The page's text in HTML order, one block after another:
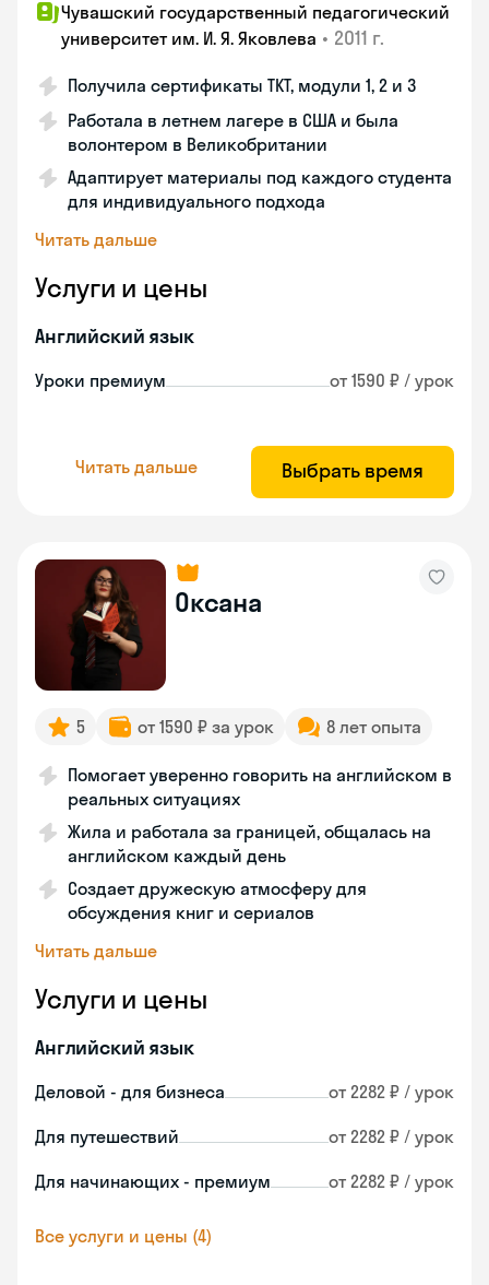
Чувашский государственный педагогический
университет им. И. Я. Яковлева • 2011 г.
Получила сертификаты TKT, модули 1, 2 и 3
Работала в летнем лагере в США и была
волонтером в Великобритании
Адаптирует материалы под каждого студента
для индивидуального подхода
Читать дальше
Услуги и цены
Английский язык
Уроки премиум от 1590 ₽ / урок
Читать дальше Выбрать время
Оксана
5 от 1590 ₽ за урок 8 лет опыта
Помогает уверенно говорить на английском в
реальных ситуациях
Жила и работала за границей, общалась на
английском каждый день
Создает дружескую атмосферу для
обсуждения книг и сериалов
Читать дальше
Услуги и цены
Английский язык
Деловой - для бизнеса от 2282 ₽ / урок
Для путешествий от 2282 ₽ / урок
Для начинающих - премиум от 2282 ₽ / урок
Все услуги и цены (4)